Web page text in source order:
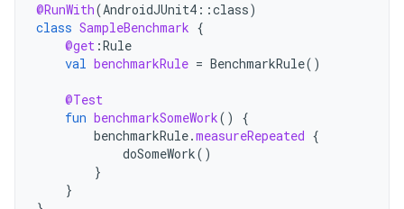
@RunWith(AndroidJUnit4 ::class)
class SampleBenchmark {
@get :Rule
val benchmarkRule = BenchmarkRule()
@Test
fun benchmarkSomeWork()
{
benchmarkRule.measureRepeated {
doSomeWork()
}
}